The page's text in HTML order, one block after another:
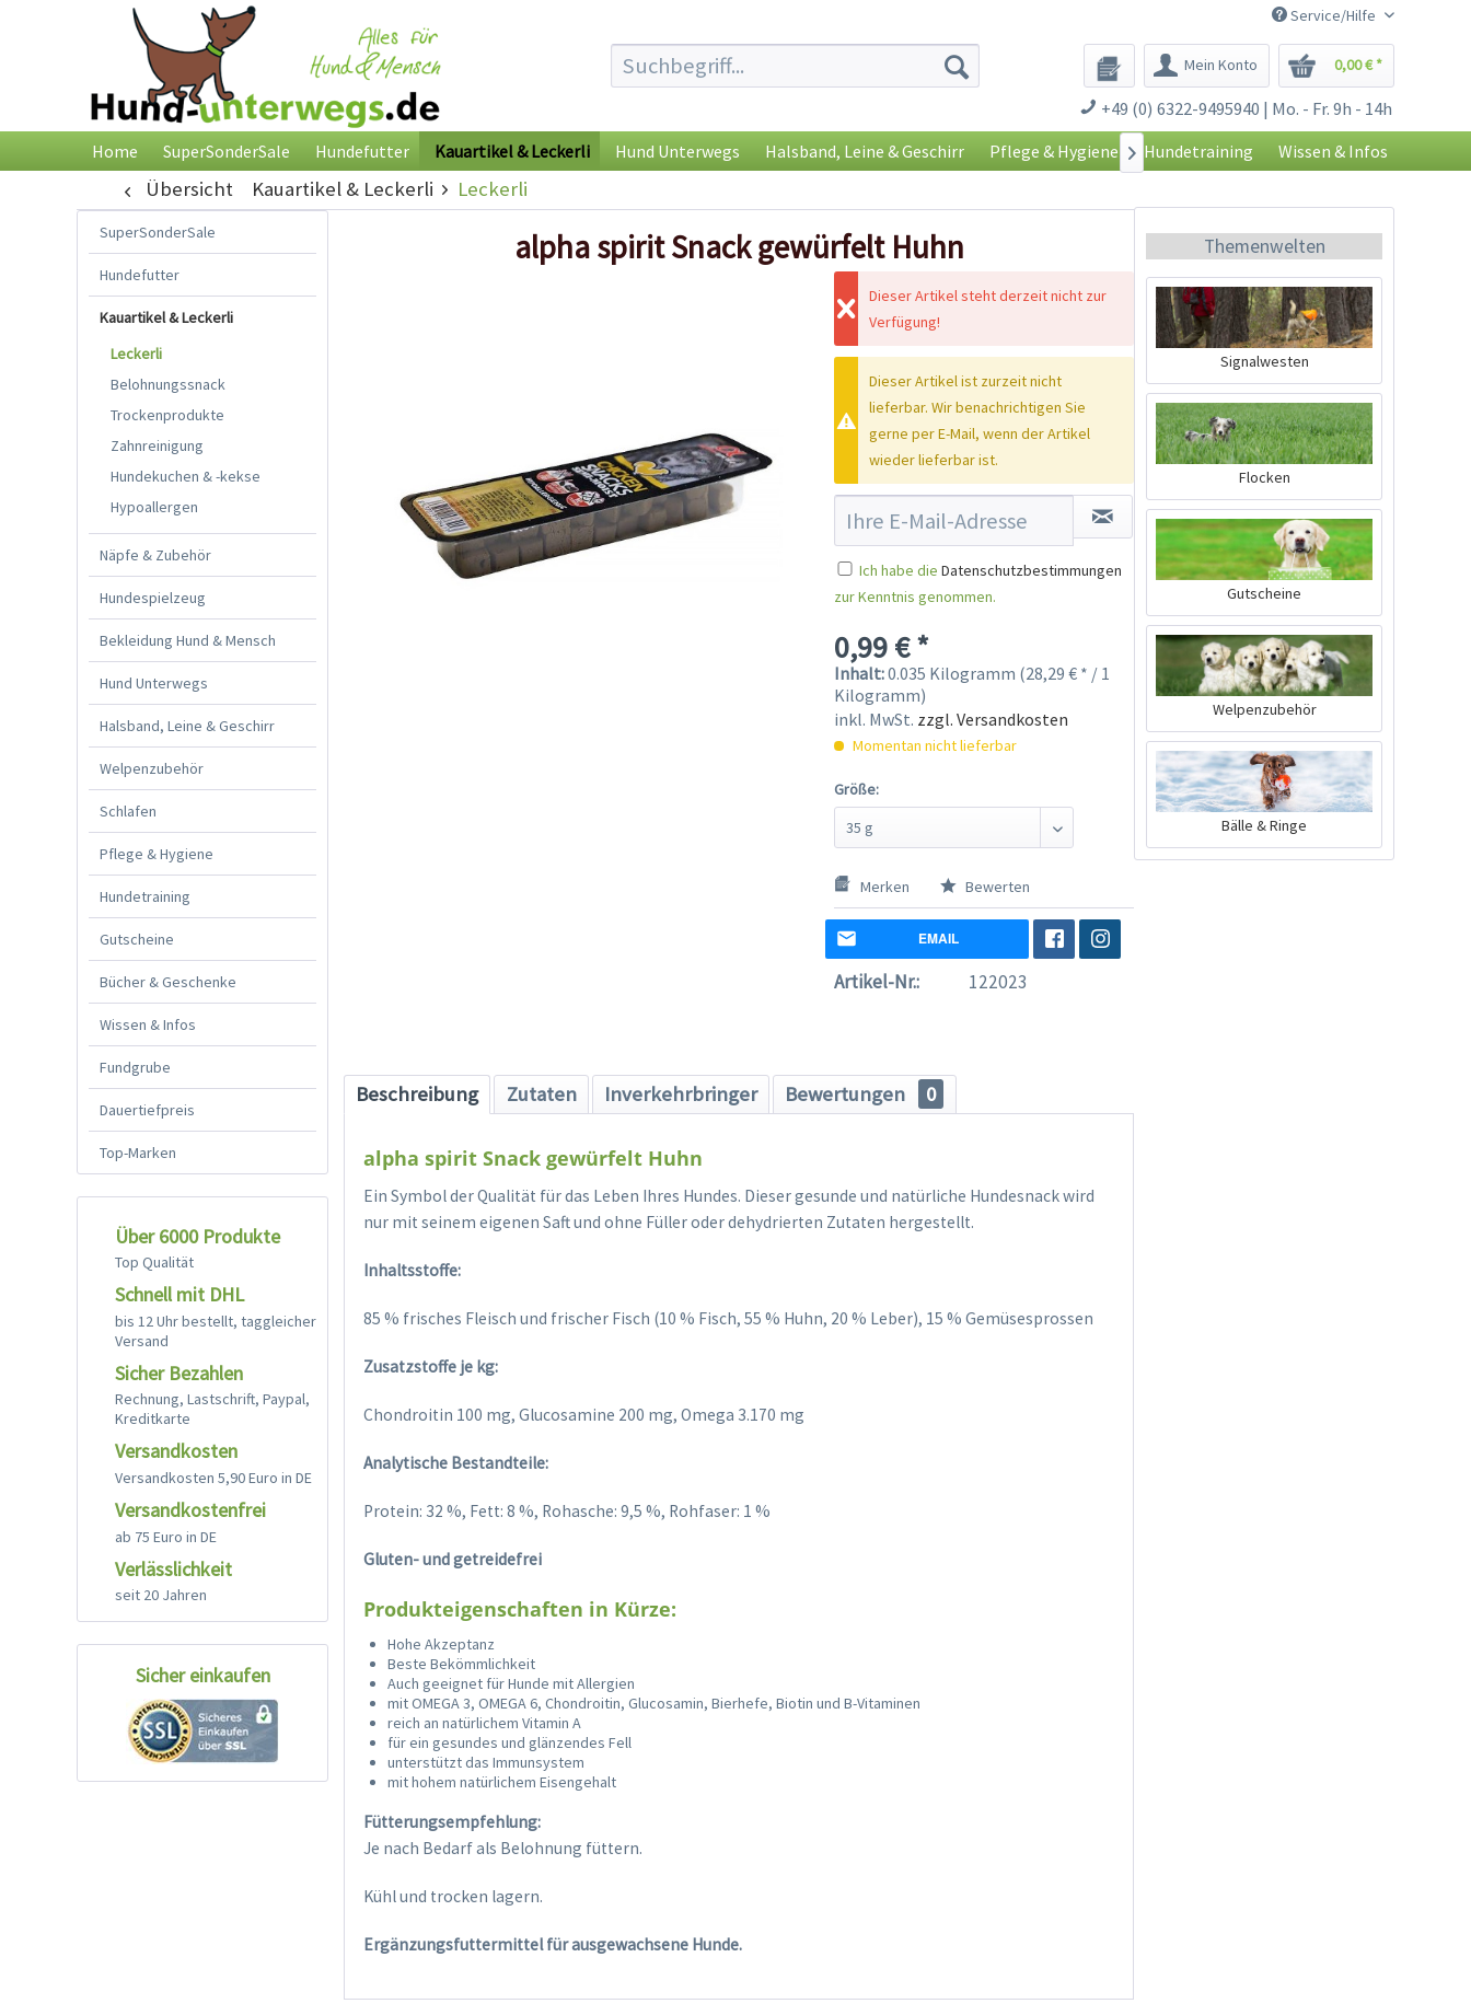
Service/Hilfe
Mein Konto 0,00 € *
+49 (0) 6322-9495940 | Mo. - Fr. 9h - 14h
Home SuperSonderSale Hundefutter Kauartikel & Leckerli Hund Unterwegs Halsband, Leine & Geschirr Pflege & Hygiene Hundetraining Wissen & Infos

Übersicht Kauartikel & Leckerli Leckerli
SuperSonderSale
Hundefutter
Kauartikel & Leckerli
Leckerli
Belohnungssnack
Trockenprodukte
Zahnreinigung
Hundekuchen & -kekse
Hypoallergen
Näpfe & Zubehör
Hundespielzeug
Bekleidung Hund & Mensch
Hund Unterwegs
Halsband, Leine & Geschirr
Welpenzubehör
Schlafen
Pflege & Hygiene
Hundetraining
Gutscheine
Bücher & Geschenke
Wissen & Infos
Fundgrube
Dauertiefpreis
Top-Marken
Über 6000 Produkte
Top Qualität
Schnell mit DHL
bis 12 Uhr bestellt, taggleicher
Versand
Sicher Bezahlen
Rechnung, Lastschrift, Paypal,
Kreditkarte
Versandkosten
Versandkosten 5,90 Euro in DE
Versandkostenfrei
ab 75 Euro in DE
Verlässlichkeit
seit 20 Jahren
Sicher einkaufen
alpha spirit Snack gewürfelt Huhn
Dieser Artikel steht derzeit nicht zur
Verfügung!
Dieser Artikel ist zurzeit nicht
lieferbar. Wir benachrichtigen Sie
gerne per E-Mail, wenn der Artikel
wieder lieferbar ist.
Ich habe die Datenschutzbestimmungen
zur Kenntnis genommen.
0,99 € *
Inhalt:0.035 Kilogramm (28,29 € * / 1
Kilogramm)
inkl. MwSt. zzgl. Versandkosten
Momentan nicht lieferbar
Größe:
Merken Bewerten
EMAIL
Artikel-Nr.: 122023
Beschreibung Zutaten Inverkehrbringer Bewertungen 0
alpha spirit Snack gewürfelt Huhn
Ein Symbol der Qualität für das Leben Ihres Hundes. Dieser gesunde und natürliche Hundesnack wird
nur mit seinem eigenen Saft und ohne Füller oder dehydrierten Zutaten hergestellt.
Inhaltsstoffe:
85 % frisches Fleisch und frischer Fisch (10 % Fisch, 55 % Huhn, 20 % Leber), 15 % Gemüsesprossen
Zusatzstoffe je kg:
Chondroitin 100 mg, Glucosamine 200 mg, Omega 3.170 mg
Analytische Bestandteile:
Protein: 32 %, Fett: 8 %, Rohasche: 9,5 %, Rohfaser: 1 %
Gluten- und getreidefrei
Produkteigenschaften in Kürze:
Hohe Akzeptanz
Beste Bekömmlichkeit
Auch geeignet für Hunde mit Allergien
mit OMEGA 3, OMEGA 6, Chondroitin, Glucosamin, Bierhefe, Biotin und B-Vitaminen
reich an natürlichem Vitamin A
für ein gesundes und glänzendes Fell
unterstützt das Immunsystem
mit hohem natürlichem Eisengehalt
Fütterungsempfehlung:
Je nach Bedarf als Belohnung füttern.
Kühl und trocken lagern.
Ergänzungsfuttermittel für ausgewachsene Hunde.
Themenwelten
Signalwesten
Flocken
Gutscheine
Welpenzubehör
Bälle & Ringe